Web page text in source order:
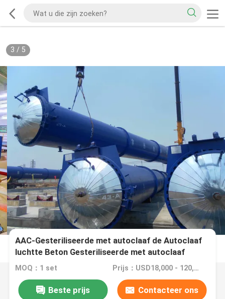
3 / 5
AAC-Gesteriliseerde met autoclaaf de Autoclaaf
luchtte Beton Gesteriliseerde met autoclaaf
Concrete de BaksteenBouwmaterialen van het
MOQ：1 set Prijs：USD18,000 - 120,000 Set
Beste prijs Contacteer ons